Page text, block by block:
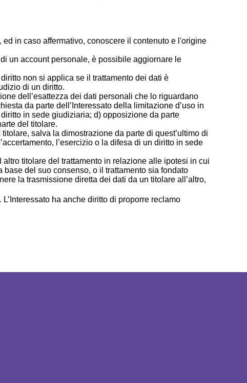
in caso affermativo, conoscere il contenuto e l'origine
un account personale, è possibile aggiornare le
non si applica se il trattamento dei dati è
di un diritto.
dell’esattezza dei dati personali che lo riguardano
da parte dell’Interessato della limitazione d’uso in
in sede giudiziaria; d) opposizione da parte
del titolare.
salva la dimostrazione da parte di quest’ultimo di
l’esercizio o la difesa di un diritto in sede
titolare del trattamento in relazione alle ipotesi in cui
del suo consenso, o il trattamento sia fondato
la trasmissione diretta dei dati da un titolare all’altro,
L’Interessato ha anche diritto di proporre reclamo